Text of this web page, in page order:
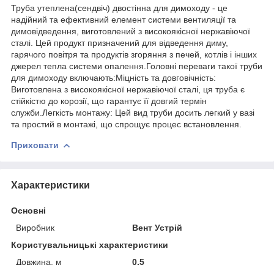
Труба утеплена(сендвіч) двостінна для димоходу - це
надійний та ефективний елемент системи вентиляції та
димовідведення, виготовлений з високоякісної нержавіючої
сталі. Цей продукт призначений для відведення диму,
гарячого повітря та продуктів згоряння з печей, котлів і інших
джерел тепла системи опалення.Головні переваги такої труби
для димоходу включають:Міцність та довговічність:
Виготовлена з високоякісної нержавіючої сталі, ця труба є
стійкістю до корозії, що гарантує її довгий термін
служби.Легкість монтажу: Цей вид труби досить легкий у вазі
та простий в монтажі, що спрощує процес встановлення.
Приховати
Характеристики
Основні
Виробник
Вент Устрій
Користувальницькі характеристики
Довжина, м
0.5